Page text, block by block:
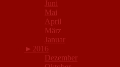
Juni
Mai
April
März
Januar
► 2016
Dezember